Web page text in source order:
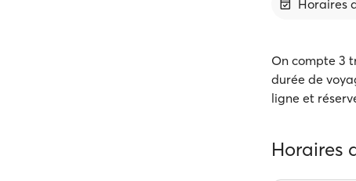
Horaires
On compte 3
durée de
ligne et
Horaires